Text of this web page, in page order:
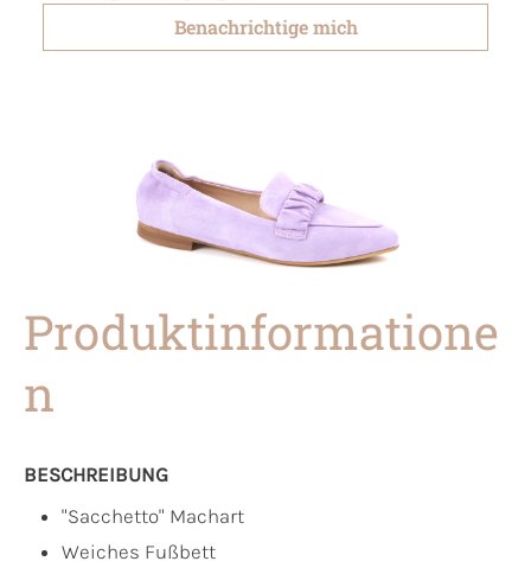
Benachrichtige mich
Produktinformatione
n
BESCHREIBUNG
"Sacchetto" Machart
Weiches Fußbett